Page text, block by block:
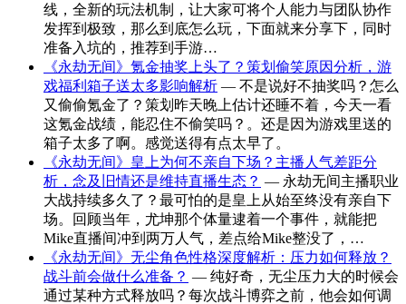
线，全新的玩法机制，让大家可将个人能力与团队协作
发挥到极致，那么到底怎么玩，下面就来分享下，同时
准备入坑的，推荐到手游…
《永劫无间》氪金抽奖上头了？策划偷笑原因分析，游
戏福利箱子送太多影响解析 — 不是说好不抽奖吗？怎么
又偷偷氪金了？策划昨天晚上估计还睡不着，今天一看
这氪金战绩，能忍住不偷笑吗？。还是因为游戏里送的
箱子太多了啊。感觉送得有点太早了。
《永劫无间》皇上为何不亲自下场？主播人气差距分
析，念及旧情还是维持直播生态？ — 永劫无间主播职业
大战持续多久了？最可怕的是皇上从始至终没有亲自下
场。回顾当年，尤坤那个体量逮着一个事件，就能把
Mike直播间冲到两万人气，差点给Mike整没了，…
《永劫无间》无尘角色性格深度解析：压力如何释放？
战斗前会做什么准备？ — 纯好奇，无尘压力大的时候会
通过某种方式释放吗？每次战斗博弈之前，他会如何调